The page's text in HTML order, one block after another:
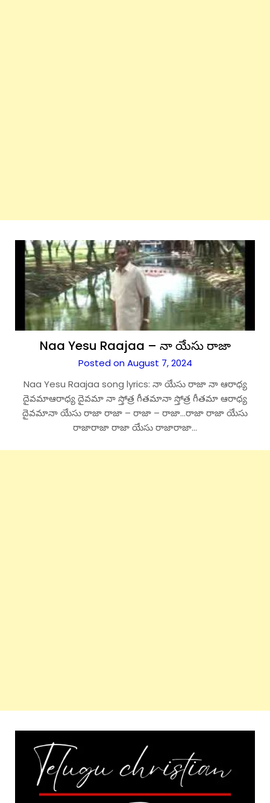
Naa Yesu Raajaa – నా యేసు రాజా
Posted on August 7, 2024
Naa Yesu Raajaa song lyrics: నా యేసు రాజా నా ఆరాధ్య
దైవమాఆరాధ్య దైవమా నా స్తోత్ర గీతమానా స్తోత్ర గీతమా ఆరాధ్య
దైవమానా యేసు రాజా రాజా – రాజా – రాజా…రాజా రాజా యేసు
రాజారాజా రాజా యేసు రాజారాజా…